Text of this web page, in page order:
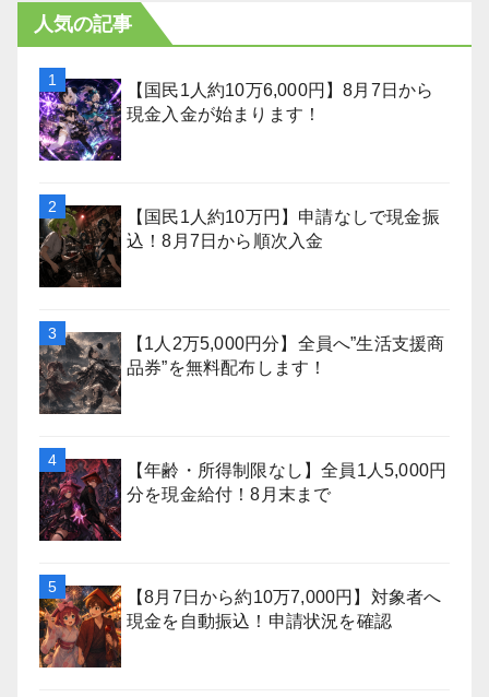
人気の記事
【国民1人約10万6,000円】8月7日から
現金入金が始まります！
【国民1人約10万円】申請なしで現金振
込！8月7日から順次入金
【1人2万5,000円分】全員へ”生活支援商
品券”を無料配布します！
【年齢・所得制限なし】全員1人5,000円
分を現金給付！8月末まで
【8月7日から約10万7,000円】対象者へ
現金を自動振込！申請状況を確認